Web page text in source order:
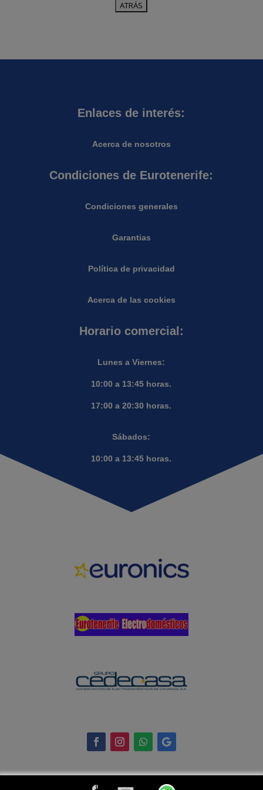
Enlaces de interés:
Acerca de nosotros
Condiciones de Eurotenerife:
Condiciones generales
Garantias
Política de privacidad
Acerca de las cookies
Horario comercial:
Lunes a Viernes:
10:00 a 13:45 horas.
17:00 a 20:30 horas.
Sábados:
10:00 a 13:45 horas.